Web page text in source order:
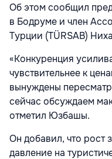
Об этом сообщил
в Бодруме и член
Турции (TÜRSAB)
«Конкуренция
чувствительнее к
вынуждены
сейчас обсуждаем
отметил Юзбашы.
Он добавил, что рост
давление на